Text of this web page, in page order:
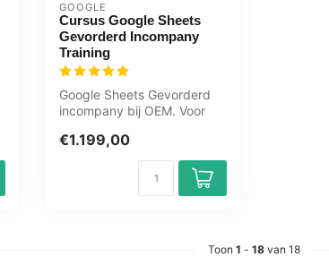
GOOGLE
Cursus Google Sheets
Gevorderd Incompany
Training
Google Sheets Gevorderd
incompany bij OEM. Voor
gecertificeerde...
€1.199,00
Toon 1 - 18van 18